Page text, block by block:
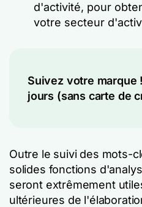
d'activité, pour
votre secteur
Suivez votre marque
jours (sans carte de
Outre le suivi des mots-
solides fonctions
seront extrêmement
ultérieures de